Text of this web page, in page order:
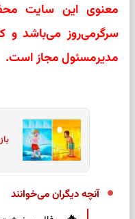
معنوی این سایت
سرگرمی‌روز می‌باشد و
مدیرمسئول مجاز است.
آنچه دیگران می‌خوانند